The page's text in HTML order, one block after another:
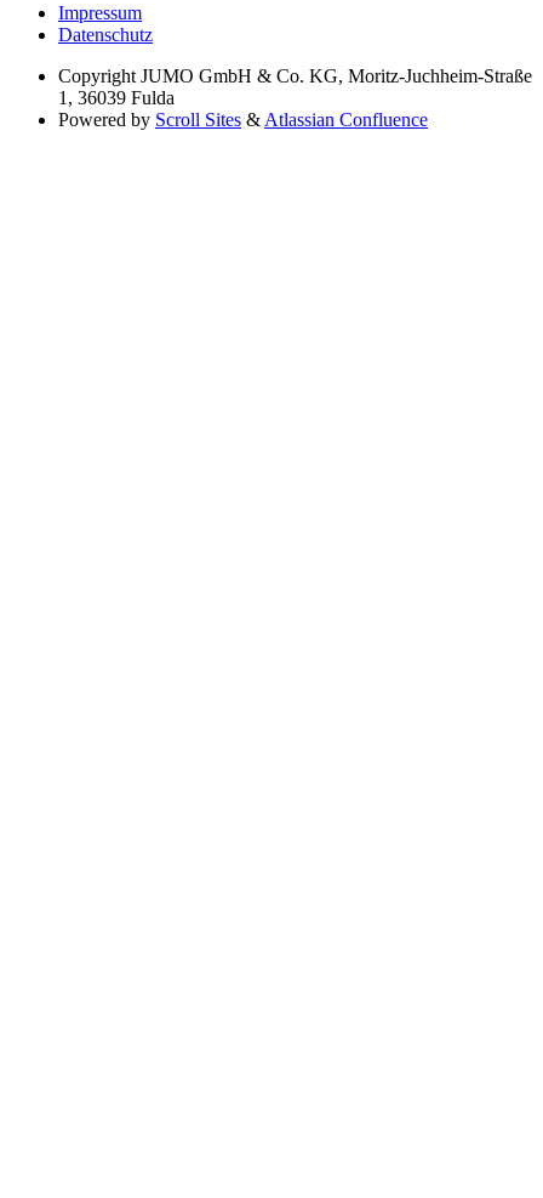
Impressum
Datenschutz
Copyright JUMO GmbH & Co. KG, Moritz-Juchheim-Straße
1, 36039 Fulda
Powered by Scroll Sites & Atlassian Confluence